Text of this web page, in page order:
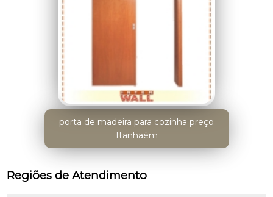
porta de madeira para cozinha preço
Itanhaém
Regiões de Atendimento